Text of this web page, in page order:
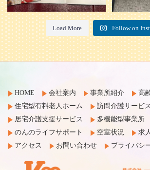
Load More Follow on
HOME 会社案内 事業所紹介
高
住宅型有料老人ホーム
訪問介護サービス
居宅介護支援サービス
多機能型事業所
のんのライフサポート
空室状況
求
アクセス
お問い合わせ プライバシ